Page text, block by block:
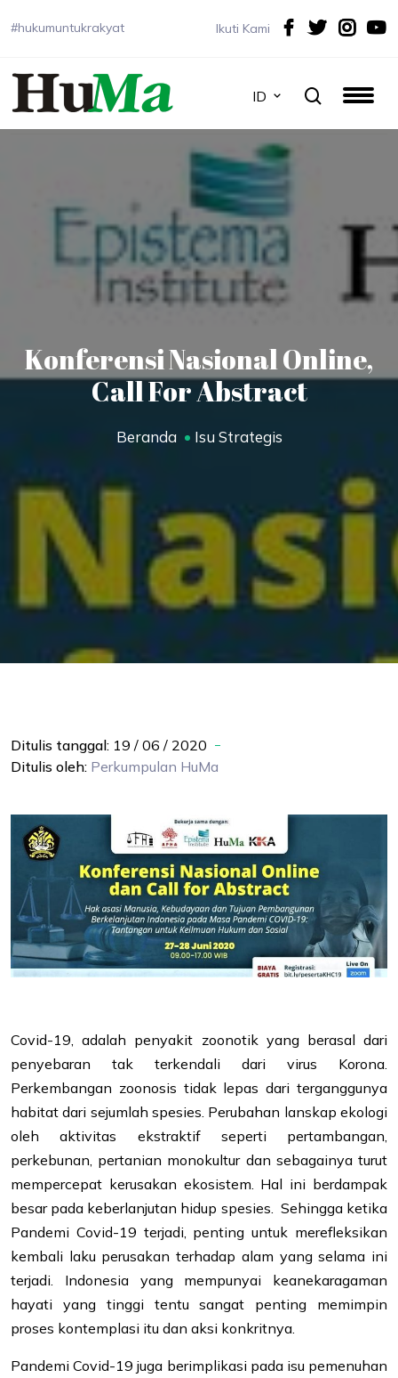
#hukumuntukrakyat Ikuti Kami
ID
Konferensi Nasional Online,
Call For Abstract
Beranda Isu Strategis
Ditulis tanggal: 19 / 06 / 2020
Ditulis oleh: Perkumpulan HuMa
Covid-19, adalah penyakit zoonotik yang berasal dari
penyebaran tak terkendali dari virus Korona.
Perkembangan zoonosis tidak lepas dari terganggunya
habitat dari sejumlah spesies. Perubahan lanskap ekologi
oleh aktivitas ekstraktif seperti pertambangan,
perkebunan, pertanian monokultur dan sebagainya turut
mempercepat kerusakan ekosistem. Hal ini berdampak
besar pada keberlanjutan hidup spesies. Sehingga ketika
Pandemi Covid-19 terjadi, penting untuk merefleksikan
kembali laku perusakan terhadap alam yang selama ini
terjadi. Indonesia yang mempunyai keanekaragaman
hayati yang tinggi tentu sangat penting memimpin
proses kontemplasi itu dan aksi konkritnya.
Pandemi Covid-19 juga berimplikasi pada isu pemenuhan